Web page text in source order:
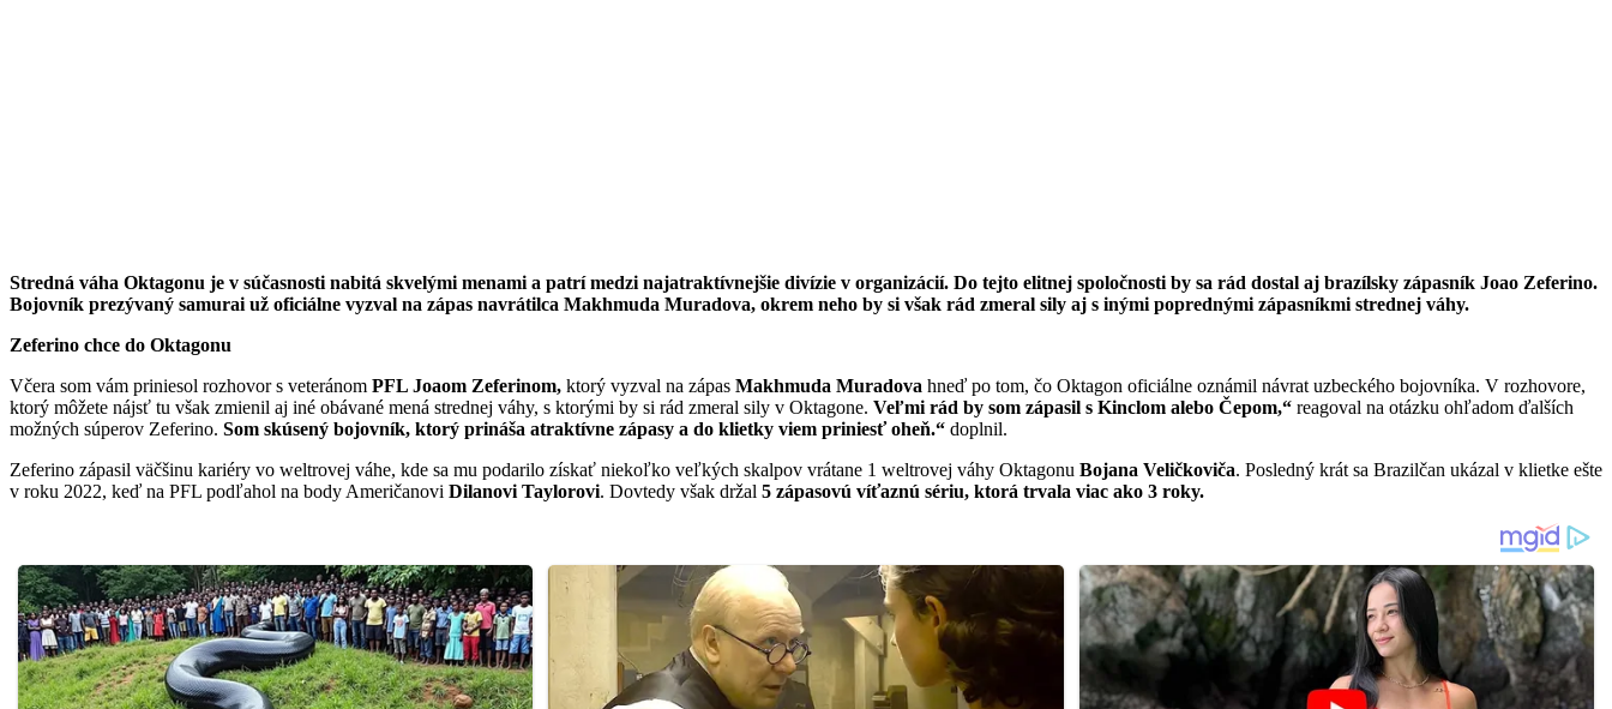
Stredná váha Oktagonu je v súčasnosti nabitá skvelými menami a patrí medzi najatraktívnejšie divízie v organizácií. Do tejto elitnej spoločnosti by sa rád dostal aj brazílsky zápasník Joao Zeferino.
Bojovník prezývaný samurai už oficiálne vyzval na zápas navrátilca Makhmuda Muradova, okrem neho by si však rád zmeral sily aj s inými poprednými zápasníkmi strednej váhy.
Zeferino chce do Oktagonu
Včera som vám priniesol rozhovor s veteránom PFL Joaom Zeferinom, ktorý vyzval na zápas Makhmuda Muradova hneď po tom, čo Oktagon oficiálne oznámil návrat uzbeckého bojovníka. V rozhovore,
ktorý môžete nájsť tu však zmienil aj iné obávané mená strednej váhy, s ktorými by si rád zmeral sily v Oktagone. Veľmi rád by som zápasil s Kinclom alebo Čepom,“ reagoval na otázku ohľadom ďalších
možných súperov Zeferino. Som skúsený bojovník, ktorý prináša atraktívne zápasy a do klietky viem priniesť oheň.“ doplnil.
Zeferino zápasil väčšinu kariéry vo weltrovej váhe, kde sa mu podarilo získať niekoľko veľkých skalpov vrátane 1 weltrovej váhy Oktagonu Bojana Veličkoviča. Posledný krát sa Brazilčan ukázal v klietke ešte
v roku 2022, keď na PFL podľahol na body Američanovi Dilanovi Taylorovi. Dovtedy však držal 5 zápasovú víťaznú sériu, ktorá trvala viac ako 3 roky.